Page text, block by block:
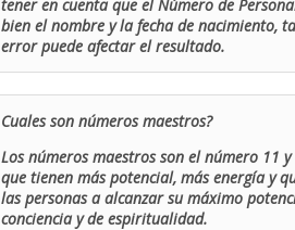
tener en cuenta que el Número de
bien el nombre y la fecha de nacimiento,
error puede afectar el resultado.
Cuales son números maestros?
Los números maestros son el número 11
que tienen más potencial, más energía y
las personas a alcanzar su máximo
conciencia y de espiritualidad.